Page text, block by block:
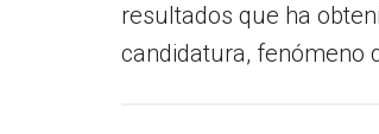
resultados que ha
candidatura, fenómeno